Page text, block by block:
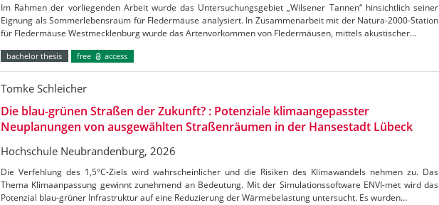
Im Rahmen der vorliegenden Arbeit wurde das Untersuchungsgebiet „Wilsener Tannen“ hinsichtlich seiner
Eignung als Sommerlebensraum für Fledermäuse analysiert. In Zusammenarbeit mit der Natura-2000-Station
für Fledermäuse Westmecklenburg wurde das Artenvorkommen von Fledermäusen, mittels akustischer…
bachelor thesis free access
Tomke Schleicher
Die blau-grünen Straßen der Zukunft? : Potenziale klimaangepasster
Neuplanungen von ausgewählten Straßenräumen in der Hansestadt Lübeck
Hochschule Neubrandenburg, 2026
Die Verfehlung des 1,5°C-Ziels wird wahrscheinlicher und die Risiken des Klimawandels nehmen zu. Das
Thema Klimaanpassung gewinnt zunehmend an Bedeutung. Mit der Simulationssoftware ENVI-met wird das
Potenzial blau-grüner Infrastruktur auf eine Reduzierung der Wärmebelastung untersucht. Es wurden…